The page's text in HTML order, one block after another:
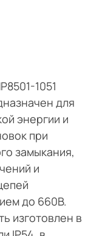
1051
для
энергии и
при
замыкания,
и
до 660В.
изготовлен в